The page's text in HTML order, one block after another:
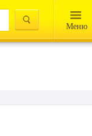
Mеню